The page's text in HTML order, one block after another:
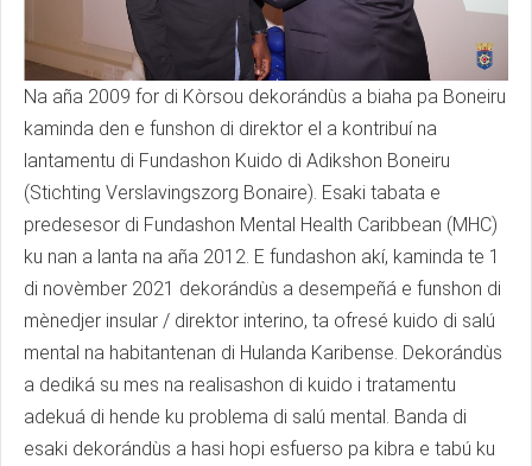
Na aña 2009 for di Kòrsou dekorándùs a biaha pa Boneiru
kaminda den e funshon di direktor el a kontribuí na
lantamentu di Fundashon Kuido di Adikshon Boneiru
(Stichting Verslavingszorg Bonaire). Esaki tabata e
predesesor di Fundashon Mental Health Caribbean (MHC)
ku nan a lanta na aña 2012. E fundashon akí, kaminda te 1
di novèmber 2021 dekorándùs a desempeñá e funshon di
mènedjer insular / direktor interino, ta ofresé kuido di salú
mental na habitantenan di Hulanda Karibense. Dekorándùs
a dediká su mes na realisashon di kuido i tratamentu
adekuá di hende ku problema di salú mental. Banda di
esaki dekorándùs a hasi hopi esfuerso pa kibra e tabú ku